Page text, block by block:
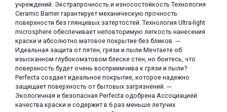
учреждений. Экстрапрочность и износостойкость.Технология
Ceramic Barrier гарантирует механическую прочность
поверхности без глянцевых затертостей. Технология Ultra-light
microsphere обеспечивает неповторимую легкость нанесения
краски и абсолютно матовое покрытие без бликов. ---
Идеальная защита от пятен, грязи и пыли Мечтаете об
изысканном глубокоматовом блеске стен, но боитесь, что
поверхность будет очень восприимчива к грязи и пыли?
Perfecta создает идеальное покрытие, которое надежно
защищает поверхность от бытовых загрязнений. ---
Экологичная и безопасная Perfecta одобрена Ассоциацией
качества краски и содержит в 6 раз меньше летучих